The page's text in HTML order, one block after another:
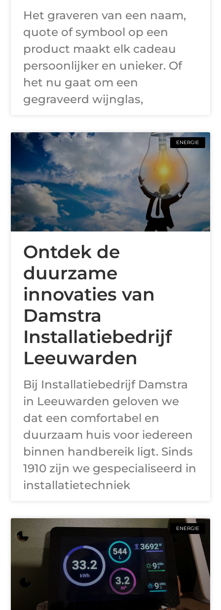
Het graveren van een naam,
quote of symbool op een
product maakt elk cadeau
persoonlijker en unieker. Of
het nu gaat om een
gegraveerd wijnglas,
ENERGIE
Ontdek de
duurzame
innovaties van
Damstra
Installatiebedrijf
Leeuwarden
Bij Installatiebedrijf Damstra
in Leeuwarden geloven we
dat een comfortabel en
duurzaam huis voor iedereen
binnen handbereik ligt. Sinds
1910 zijn we gespecialiseerd in
installatietechniek
ENERGIE